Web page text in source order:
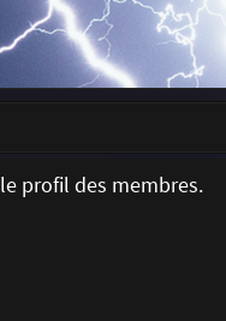
profil des membres.